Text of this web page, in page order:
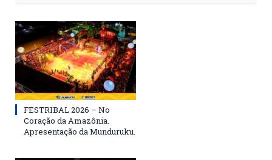
FESTRIBAL 2026 – No
Coração da Amazônia.
Apresentação da Munduruku.